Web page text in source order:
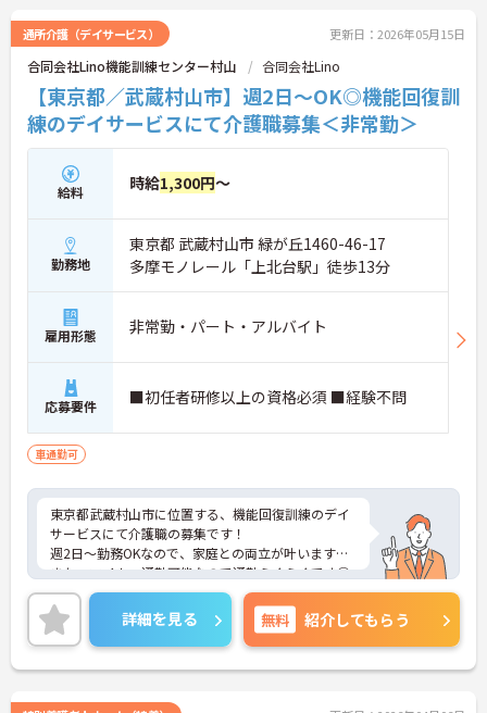
通所介護（デイサービス） 更新日：2026年05月15日
合同会社Lino機能訓練センター村山 合同会社Lino
【東京都／武蔵村山市】週2日～OK◎機能回復訓
練のデイサービスにて介護職募集＜非常勤＞
給料 時給1,300円～
勤務地
東京都 武蔵村山市 緑が丘1460-46-17
多摩モノレール「上北台駅」徒歩13分
雇用形態 非常勤・パート・アルバイト
応募要件 ■初任者研修以上の資格必須 ■経験不問
車通勤可
東京都武蔵村山市に位置する、機能回復訓練のデイ
サービスにて介護職の募集です！
週2日～勤務OKなので、家庭との両立が叶います☆
また、マイカー通勤可能なので通勤らくらくです◎
ご興味のある方には、面接対策ポイントなど、さら
に詳細をお話しいたしますのでお気軽にご相談くだ
さい！
詳細を見る 無料 紹介してもらう